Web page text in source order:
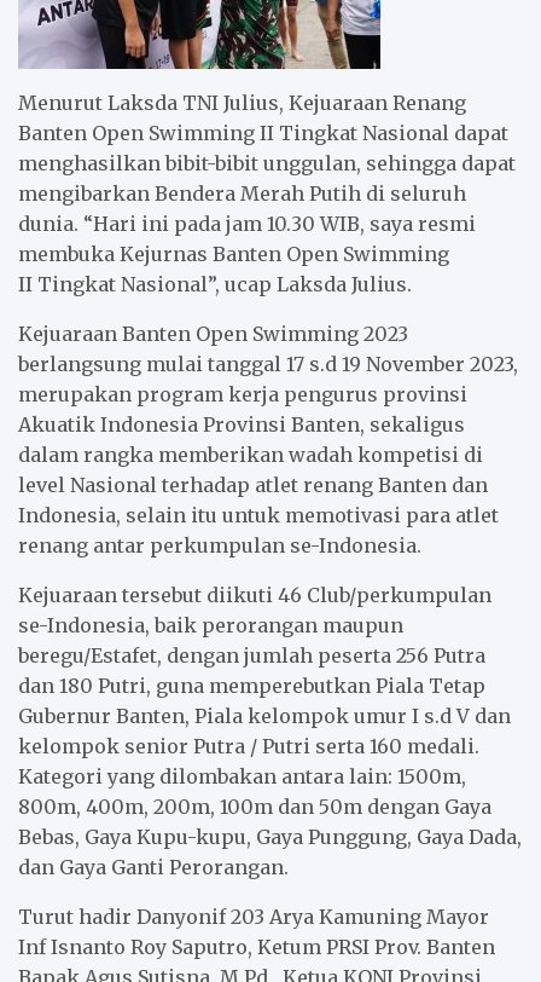
Menurut Laksda TNI Julius, Kejuaraan Renang
Banten Open Swimming II Tingkat Nasional dapat
menghasilkan bibit-bibit unggulan, sehingga dapat
mengibarkan Bendera Merah Putih di seluruh
dunia. “Hari ini pada jam 10.30 WIB, saya resmi
membuka Kejurnas Banten Open Swimming
II Tingkat Nasional”, ucap Laksda Julius.
Kejuaraan Banten Open Swimming 2023
berlangsung mulai tanggal 17 s.d 19 November 2023,
merupakan program kerja pengurus provinsi
Akuatik Indonesia Provinsi Banten, sekaligus
dalam rangka memberikan wadah kompetisi di
level Nasional terhadap atlet renang Banten dan
Indonesia, selain itu untuk memotivasi para atlet
renang antar perkumpulan se-Indonesia.
Kejuaraan tersebut diikuti 46 Club/perkumpulan
se-Indonesia, baik perorangan maupun
beregu/Estafet, dengan jumlah peserta 256 Putra
dan 180 Putri, guna memperebutkan Piala Tetap
Gubernur Banten, Piala kelompok umur I s.d V dan
kelompok senior Putra / Putri serta 160 medali.
Kategori yang dilombakan antara lain: 1500m,
800m, 400m, 200m, 100m dan 50m dengan Gaya
Bebas, Gaya Kupu-kupu, Gaya Punggung, Gaya Dada,
dan Gaya Ganti Perorangan.
Turut hadir Danyonif 203 Arya Kamuning Mayor
InfIsnanto Roy Saputro, Ketum PRSI Prov. Banten
Bapak Agus Sutisna, M.Pd., Ketua KONI Provinsi